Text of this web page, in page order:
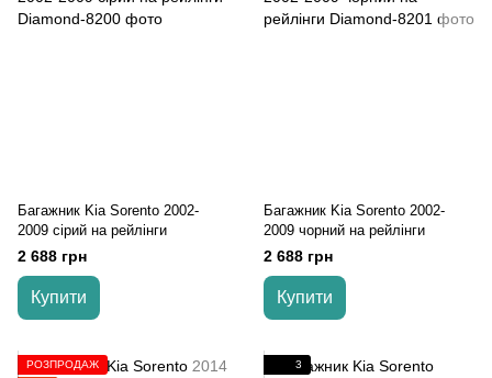
Багажник Kia Sorento 2002-
2009 cірий на рейлінги
2 688 грн
Купити
Багажник Kia Sorento 2002-
2009 чорний на рейлінги
2 688 грн
Купити
РОЗПРОДАЖ
3